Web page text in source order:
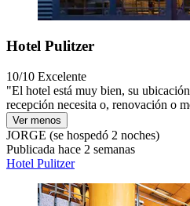
Hotel Pulitzer
10/10 Excelente
"El hotel está muy bien, su
recepción necesita o, renovación o
Ver menos
JORGE (se hospedó 2 noches)
Publicada hace 2 semanas
Hotel Pulitzer